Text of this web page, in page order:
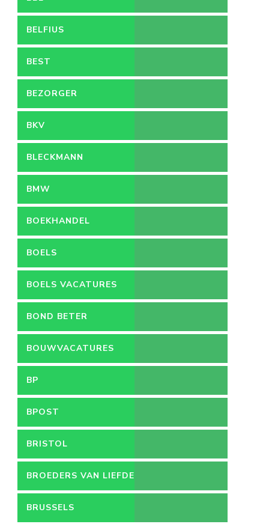
BELFIUS
BEST
BEZORGER
BKV
BLECKMANN
BMW
BOEKHANDEL
BOELS
BOELS VACATURES
BOND BETER
LEEFMILIEU
BOUWVACATURES
BP
BPOST
BRISTOL
BROEDERS VAN LIEFDE
BRUSSELS